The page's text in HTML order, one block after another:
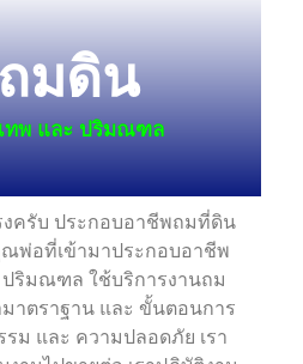
มดิน
ทพ และ ปริมณฑล
งครับ ประกอบอาชีพถมที่ดิน
พ่อที่เข้ามาประกอบอาชีพ
ปริมณฑล ใช้บริการงานถม
าตราฐาน และ ขั้นตอนการ
ม และ ความปลอดภัย เรา